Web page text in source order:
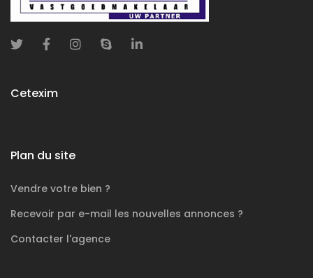
Cetexim
Plan du site
Vendre votre bien ?
Recevoir par e-mail les nouvelles annonces ?
Contacter l'agence